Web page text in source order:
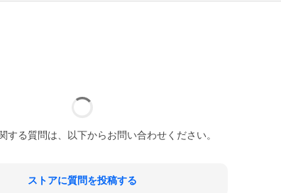
する質問は、以下からお問い合わせください。
ストアに質問を投稿する